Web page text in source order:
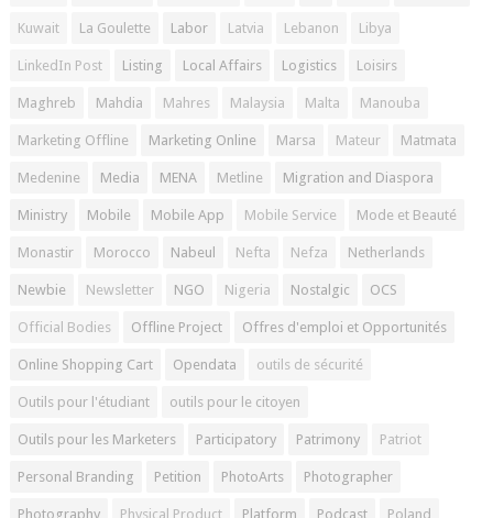
Kuwait La Goulette Labor Latvia Lebanon Libya
LinkedIn Post Listing Local Affairs Logistics Loisirs
Maghreb Mahdia Mahres Malaysia Malta Manouba
Marketing Offline Marketing Online Marsa Mateur Matmata
Medenine Media MENA Metline Migration and Diaspora
Ministry Mobile Mobile App Mobile Service Mode et Beauté
Monastir Morocco Nabeul Nefta Nefza Netherlands
Newbie Newsletter NGO Nigeria Nostalgic OCS
Official Bodies Offline Project Offres d'emploi et Opportunités
Online Shopping Cart Opendata outils de sécurité
Outils pour l'étudiant outils pour le citoyen
Outils pour les Marketers Participatory Patrimony Patriot
Personal Branding Petition PhotoArts Photographer
Photography Physical Product Platform Podcast Poland